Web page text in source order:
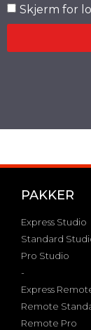
Skjerm for
PAKKER
Express Studio
Standard
Pro Studio
-
Express
Remote
Remote Pro